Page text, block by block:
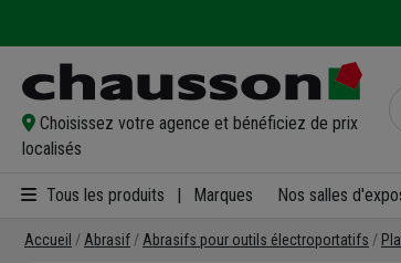
Choisissez votre agence et bénéficiez de prix
localisés
Tous les produits Marques Nos salles
Accueil Abrasif Abrasifs pour outils électroportatifs